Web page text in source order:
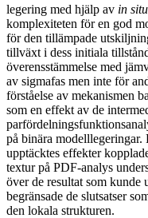
legering med hjälp av in situ
komplexiteten för en god
för den tillämpade
tillväxt i dess initiala
överensstämmelse med
av sigmafas men inte för
förståelse av mekanismen
som en effekt av de
på binära
upptäcktes effekter
textur på PDF-analys
över de resultat som
begränsade de slutsatser
den lokala strukturen.